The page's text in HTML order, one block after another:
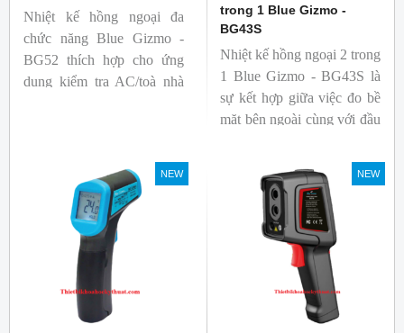
Nhiệt kế hồng ngoại đa
chức năng Blue Gizmo -
BG52 thích hợp cho ứng
dụng kiểm tra AC/toà nhà
trong 1 Blue Gizmo -
BG43S
Nhiệt kế hồng ngoại 2 trong
1 Blue Gizmo - BG43S là
sự kết hợp giữa việc đo bề
mặt bên ngoài cùng với đầu
Nhiệt kế thích hợp cho
ngành công nghiệp thực
NEW NEW